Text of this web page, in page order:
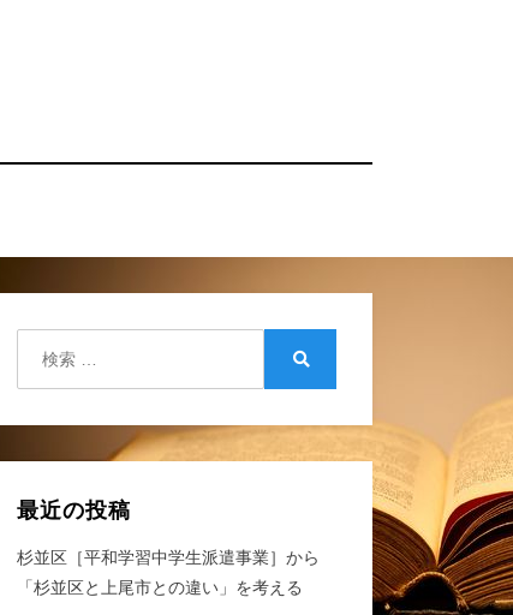
最近の投稿
杉並区［平和学習中学生派遣事業］から
「杉並区と上尾市との違い」を考える